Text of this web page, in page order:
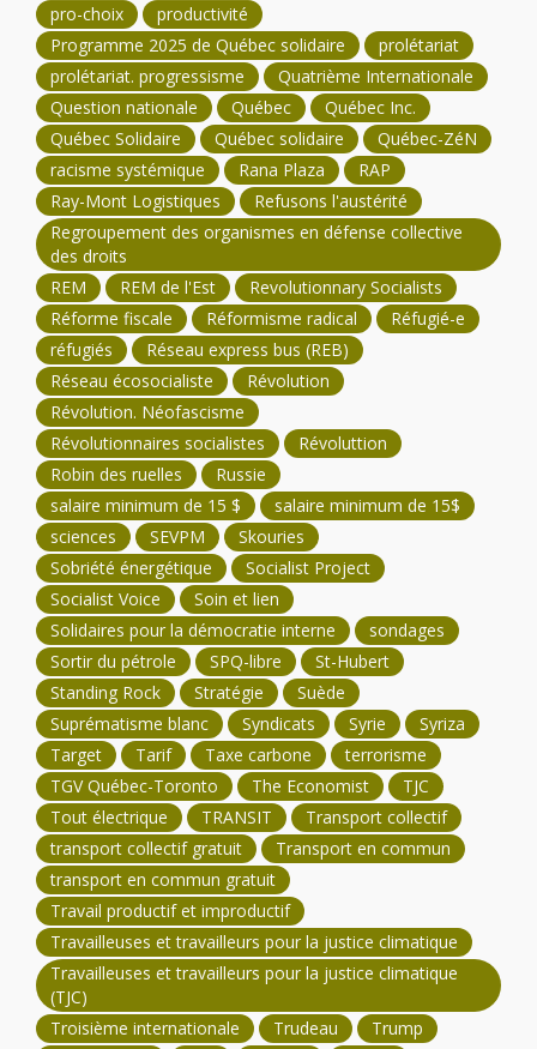
pro-choix
productivité
Programme 2025 de Québec solidaire
prolétariat
prolétariat. progressisme
Quatrième Internationale
Question nationale
Québec
Québec Inc.
Québec Solidaire
Québec solidaire
Québec-ZéN
racisme systémique
Rana Plaza
RAP
Ray-Mont Logistiques
Refusons l'austérité
Regroupement des organismes en défense collective
des droits
REM
REM de l'Est
Revolutionnary Socialists
Réforme fiscale
Réformisme radical
Réfugié-e
réfugiés
Réseau express bus (REB)
Réseau écosocialiste
Révolution
Révolution. Néofascisme
Révolutionnaires socialistes
Révoluttion
Robin des ruelles
Russie
salaire minimum de 15 $
salaire minimum de 15$
sciences
SEVPM
Skouries
Sobriété énergétique
Socialist Project
Socialist Voice
Soin et lien
Solidaires pour la démocratie interne
sondages
Sortir du pétrole
SPQ-libre
St-Hubert
Standing Rock
Stratégie
Suède
Suprématisme blanc
Syndicats Syrie
Syriza
Target
Tarif Taxe carbone
terrorisme
TGV Québec-Toronto
The Economist
TJC
Tout électrique
TRANSIT
Transport collectif
transport collectif gratuit
Transport en commun
transport en commun gratuit
Travail productif et improductif
Travailleuses et travailleurs pour la justice climatique
Travailleuses et travailleurs pour la justice climatique
(TJC)
Troisième internationale
Trudeau
Trump